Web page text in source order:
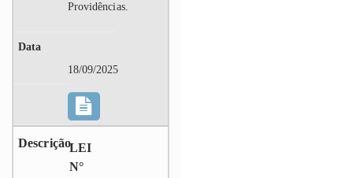
Providências.
18/09/2025
LEI
N°